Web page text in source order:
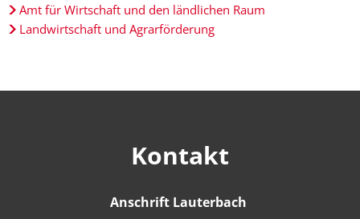
Amt für Wirtschaft und den ländlichen Raum
Landwirtschaft und Agrarförderung
Kontakt
Anschrift Lauterbach